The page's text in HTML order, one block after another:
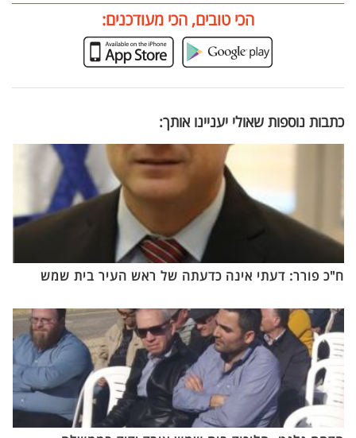
הכי טובים, הכי מעודכנים:
כתבות נוספות שאולי יעניינו אותך:
ח"כ פורר: דעתי אינה כדעתה של ראש העיר בית שמש